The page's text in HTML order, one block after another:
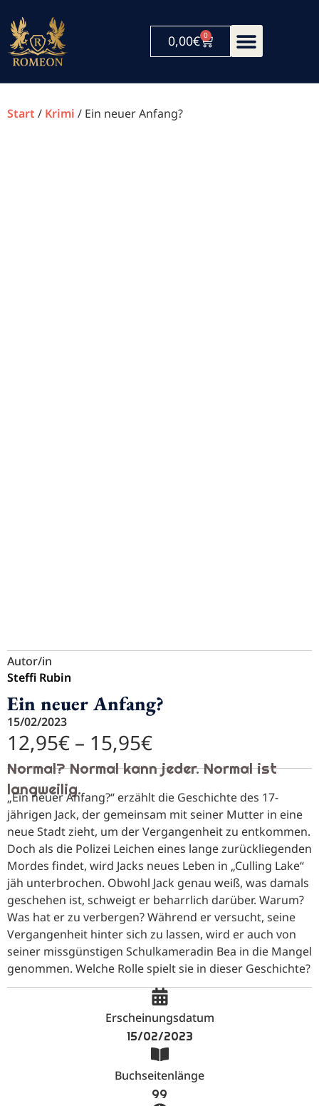
0,00€ 0
Start / Krimi / Ein neuer Anfang?
Autor/in
Steffi Rubin
Ein neuer Anfang?
15/02/2023
12,95€ – 15,95€
Normal? Normal kann jeder. Normal ist
langweilig.
„Ein neuer Anfang?“ erzählt die Geschichte des 17-
jährigen Jack, der gemeinsam mit seiner Mutter in eine
neue Stadt zieht, um der Vergangenheit zu entkommen.
Doch als die Polizei Leichen eines lange zurückliegenden
Mordes findet, wird Jacks neues Leben in „Culling Lake“
jäh unterbrochen. Obwohl Jack genau weiß, was damals
geschehen ist, schweigt er beharrlich darüber. Warum?
Was hat er zu verbergen? Während er versucht, seine
Vergangenheit hinter sich zu lassen, wird er auch von
seiner missgünstigen Schulkameradin Bea in die Mangel
genommen. Welche Rolle spielt sie in dieser Geschichte?
Erscheinungsdatum
15/02/2023
Buchseitenlänge
99